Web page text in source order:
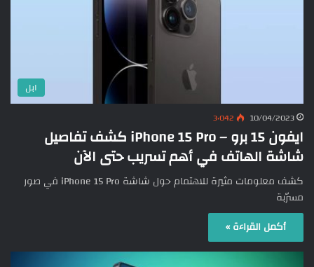
ابل
10/04/2023 3٬042
ايفون 15 برو – iPhone 15 Pro كشف تفاصيل
شاشة الهاتف في أهم تسريب حتى الآن
كشف معلومات مثيرة للاهتمام حول شاشة iPhone 15 Pro في صور
مسرّبة
أكمل القراءة »